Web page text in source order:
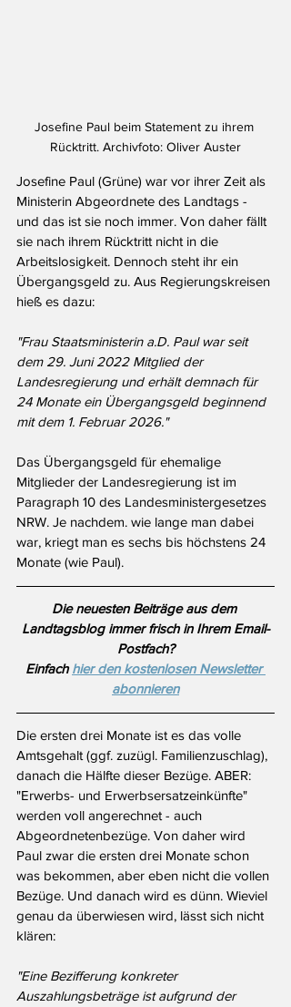
Josefine Paul beim Statement zu ihrem
Rücktritt. Archivfoto: Oliver Auster
Josefine Paul (Grüne) war vor ihrer Zeit als
Ministerin Abgeordnete des Landtags -
und das ist sie noch immer. Von daher fällt
sie nach ihrem Rücktritt nicht in die
Arbeitslosigkeit. Dennoch steht ihr ein
Übergangsgeld zu. Aus Regierungskreisen
hieß es dazu:
"Frau Staatsministerin a.D. Paul war seit
dem 29. Juni 2022 Mitglied der
Landesregierung und erhält demnach für
24 Monate ein Übergangsgeld beginnend
mit dem 1. Februar 2026."
Das Übergangsgeld für ehemalige
Mitglieder der Landesregierung ist im
Paragraph 10 des Landesministergesetzes
NRW. Je nachdem. wie lange man dabei
war, kriegt man es sechs bis höchstens 24
Monate (wie Paul).
Die neuesten Beiträge aus dem
Landtagsblog immer frisch in Ihrem Email-
Postfach?
Einfach hier den kostenlosen Newsletter
abonnieren
Die ersten drei Monate ist es das volle
Amtsgehalt (ggf. zuzügl. Familienzuschlag),
danach die Hälfte dieser Bezüge. ABER:
"Erwerbs- und Erwerbsersatzeinkünfte"
werden voll angerechnet - auch
Abgeordnetenbezüge. Von daher wird
Paul zwar die ersten drei Monate schon
was bekommen, aber eben nicht die vollen
Bezüge. Und danach wird es dünn. Wieviel
genau da überwiesen wird, lässt sich nicht
klären:
"Eine Bezifferung konkreter
Auszahlungsbeträge ist aufgrund der